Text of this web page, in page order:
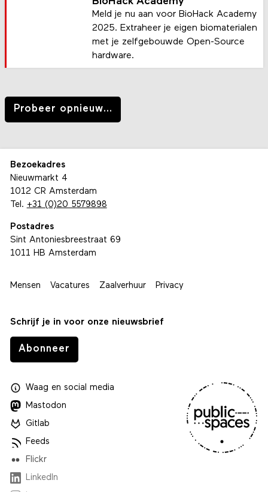
Meld je nu aan voor BioHack Academy
2025. Extraheer je eigen biomaterialen
met je zelfgebouwde Open-Source
hardware.
Probeer opnieuw...
Bezoekadres
Nieuwmarkt 4
1012 CR Amsterdam
Tel. +31 (0)20 5579898
Postadres
Sint Antoniesbreestraat 69
1011 HB Amsterdam
Mensen Vacatures Zaalverhuur Privacy
Schrijf je in voor onze nieuwsbrief
Abonneer
Waagen social media
Mastodon
Gitlab
Feeds
Flickr
LinkedIn